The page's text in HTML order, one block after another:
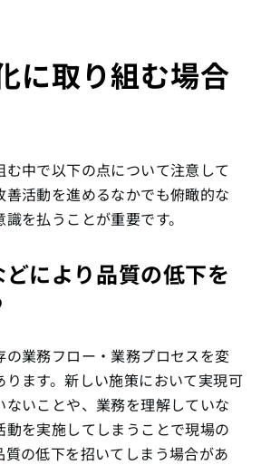
に取り組む場合
中で以下の点について注意して
善活動を進めるなかでも俯瞰的な
を払うことが重要です。
により品質の低下を
の業務フロー・業務プロセスを変
ります。新しい施策において実現可
いことや、業務を理解していな
動を実施してしまうことで現場の
の低下を招いてしまう場合があ